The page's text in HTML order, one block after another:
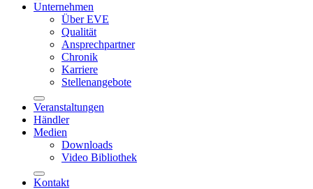
Unternehmen
Über EVE
Qualität
Ansprechpartner
Chronik
Karriere
Stellenangebote
Veranstaltungen
Händler
Medien
Downloads
Video Bibliothek
Kontakt